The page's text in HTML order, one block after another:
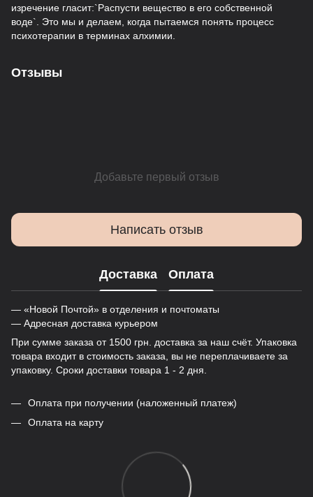
изречение гласит:`Распусти вещество в его собственной
воде`. Это мы и делаем, когда пытаемся понять процесс
психотерапии в терминах алхимии.
Отзывы
Добавьте первый отзыв
Написать отзыв
Доставка Оплата
— «Новой Почтой» в отделения и почтоматы
— Адресная доставка курьером
При сумме заказа от 1500 грн. доставка за наш счёт. Упаковка
товара входит в стоимость заказа, вы не переплачиваете за
упаковку. Сроки доставки товара 1 - 2 дня.
Оплата при получении (наложенный платеж)
Оплата на карту